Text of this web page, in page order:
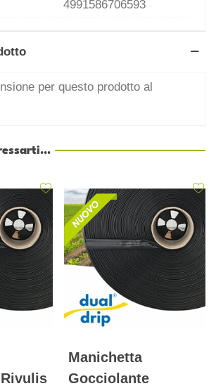
4991586706593
per questo prodotto al
Manichetta
Gocciolante